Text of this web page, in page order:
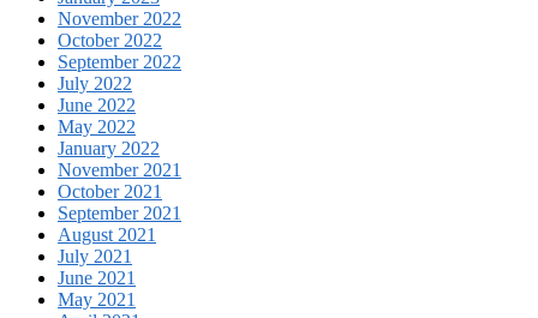
November 2022
October 2022
September 2022
July 2022
June 2022
May 2022
January 2022
November 2021
October 2021
September 2021
August 2021
July 2021
June 2021
May 2021